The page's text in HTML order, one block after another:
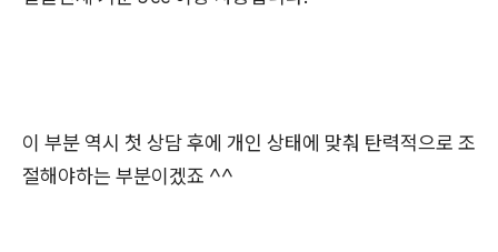
이 부분 역시 첫 상담 후에 개인 상태에 맞춰 탄력적으로 조
절해야하는 부분이겠죠 ^^